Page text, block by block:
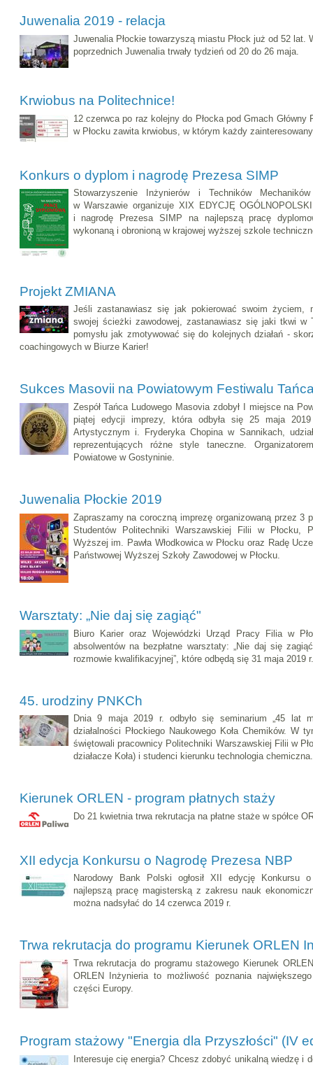
Juwenalia 2019 - relacja
Juwenalia Płockie towarzyszą miastu Płock już od 52 lat.
poprzednich Juwenalia trwały tydzień od 20 do 26 maja.
Krwiobus na Politechnice!
12 czerwca po raz kolejny do Płocka pod Gmach
w Płocku zawita krwiobus, w którym każdy
Konkurs o dyplom i nagrodę Prezesa SIMP
Stowarzyszenie Inżynierów i Techników
w Warszawie organizuje XIX EDYCJĘ
i nagrodę Prezesa SIMP na najlepszą pracę
wykonaną i obronioną w krajowej wyższej szkole
Projekt ZMIANA
Jeśli zastanawiasz się jak pokierować swoim życiem,
swojej ścieżki zawodowej, zastanawiasz się jaki tkwi w
pomysłu jak zmotywować się do kolejnych działań -
coachingowych w Biurze Karier!
Sukces Masovii na Powiatowym Festiwalu
Zespół Tańca Ludowego Masovia zdobył I miejsce na
piątej edycji imprezy, która odbyła się 25 maja
Artystycznym i. Fryderyka Chopina w Sannikach,
reprezentujących różne style taneczne.
Powiatowe w Gostyninie.
Juwenalia Płockie 2019
Zapraszamy na coroczną imprezę organizowaną przez 3
Studentów Politechniki Warszawskiej Filii w Płocku,
Wyższej im. Pawła Włodkowica w Płocku oraz Radę
Państwowej Wyższej Szkoły Zawodowej w Płocku.
Warsztaty: „Nie daj się zagiąć"
Biuro Karier oraz Wojewódzki Urząd Pracy Filia w
absolwentów na bezpłatne warsztaty: „Nie daj się
rozmowie kwalifikacyjnej”, które odbędą się 31 maja 2019
45. urodziny PNKCh
Dnia 9 maja 2019 r. odbyło się seminarium „45 lat
działalności Płockiego Naukowego Koła Chemików. W
świętowali pracownicy Politechniki Warszawskiej Filii w
działacze Koła) i studenci kierunku technologia chemiczna.
Kierunek ORLEN - program płatnych staży
Do 21 kwietnia trwa rekrutacja na płatne staże w spółce
XII edycja Konkursu o Nagrodę Prezesa NBP
Narodowy Bank Polski ogłosił XII edycję Konkursu
najlepszą pracę magisterską z zakresu nauk
można nadsyłać do 14 czerwca 2019 r.
Trwa rekrutacja do programu Kierunek ORLEN
Trwa rekrutacja do programu stażowego Kierunek
ORLEN Inżynieria to możliwość poznania
części Europy.
Program stażowy "Energia dla Przyszłości" (IV
Interesuje cię energia? Chcesz zdobyć unikalną wiedzę i